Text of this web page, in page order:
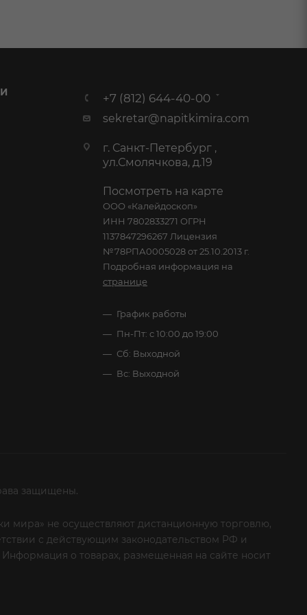
+7 (812) 644-40-00
sekretar@napitkimira.com
г. Санкт-Петербург ,
ул.Смолячкова, д.19
Посмотреть на карте
ООО «Калейдоскоп»
ИНН 7802833271 ОГРН
1137847296267 Лицензия
№78РПА0005028 от 25.10.2013 г.
Подробная информация на
странице
График работы
Пн-Пт: с 10:00 до 19:00
Сб: Выходной
Вс: Выходной
защищены.
мира» не осуществляют дистанционную торговлю,
с действующим законодательством РФ и
о товарах, размещенная на сайте носит